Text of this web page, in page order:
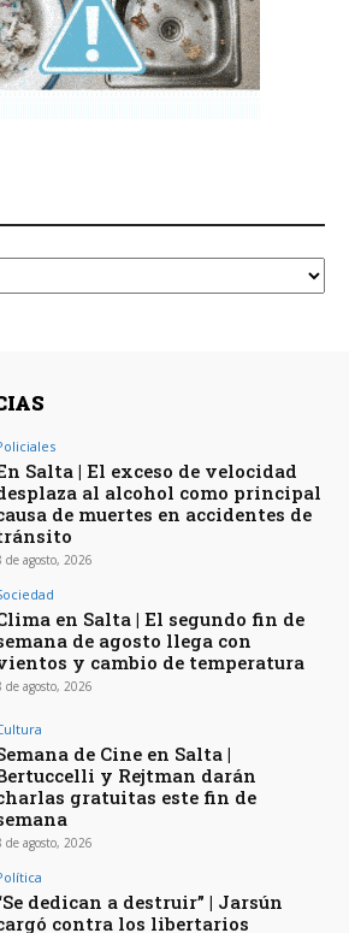
Salta | El exceso de velocidad
al alcohol como principal
de muertes en accidentes de
de agosto, 2026
en Salta | El segundo fin de
de agosto llega con
y cambio de temperatura
de agosto, 2026
de Cine en Salta |
y Rejtman darán
gratuitas este fin de
de agosto, 2026
dedican a destruir” | Jarsún
contra los libertarios